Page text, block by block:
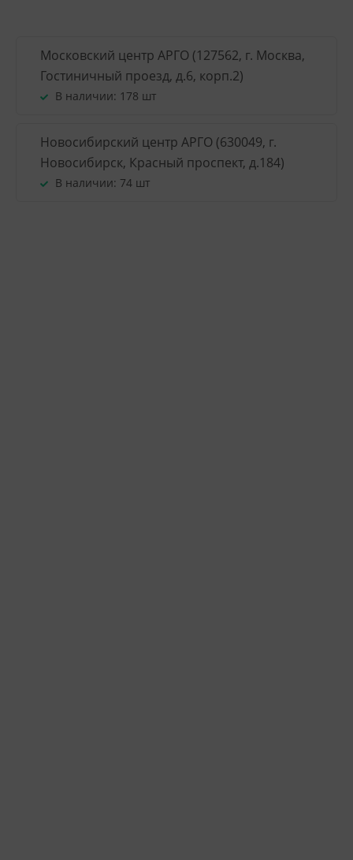
Московский центр АРГО (127562, г. Москва,
Гостиничный проезд, д.6, корп.2)
В наличии: 178 шт
Новосибирский центр АРГО (630049, г.
Новосибирск, Красный проспект, д.184)
В наличии: 74 шт